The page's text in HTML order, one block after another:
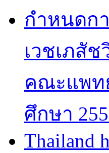
กำหนดก
เวชเภสัช
คณะแพท
ศึกษา
Thailand